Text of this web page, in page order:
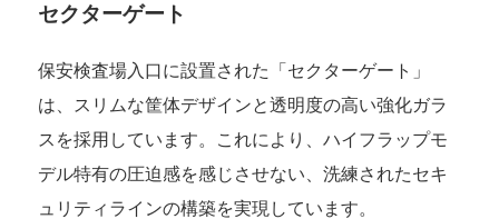
セクターゲート
保安検査場入口に設置された「セクターゲート」
は、スリムな筐体デザインと透明度の高い強化ガラ
スを採用しています。これにより、ハイフラップモ
デル特有の圧迫感を感じさせない、洗練されたセキ
ュリティラインの構築を実現しています。